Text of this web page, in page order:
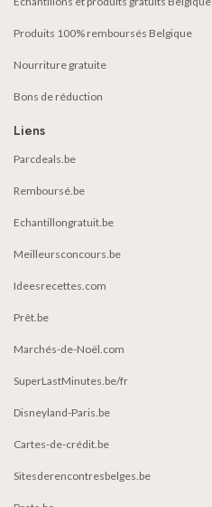
Produits 100% remboursés Belgique
Nourriture gratuite
Bons de réduction
Liens
Parcdeals.be
Remboursé.be
Echantillongratuit.be
Meilleursconcours.be
Ideesrecettes.com
Prêt.be
Marchés-de-Noël.com
SuperLastMinutes.be/fr
Disneyland-Paris.be
Cartes-de-crédit.be
Sitesderencontresbelges.be